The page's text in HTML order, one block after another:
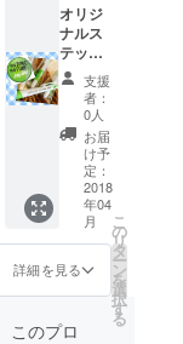
オリジ
ナルス
テッ
カー、
オリジ
ナル
ボール
ペン15
本、僕
らの声
冊子を
30部を
お届け
しま
す！
支援
者：
0人
お届
け予
定：
2018
年04
月
詳細を見る
こ
の
リ
タ
ー
ン
を
選
択
す
る
このプロ